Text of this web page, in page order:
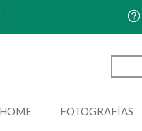
FOTOGRAFÍAS
HOME